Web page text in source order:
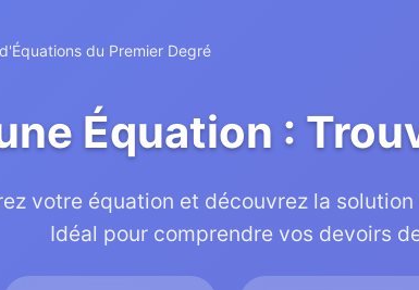
du Premier Degré
Équation :
votre équation et découvrez la
Idéal pour comprendre vos devoirs